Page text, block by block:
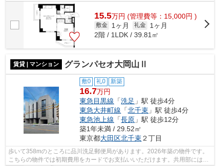
まで徒歩6分なので、アクセスの良い物...
15.5万円 (管理費等：15,000円 )
敷金 1ヶ月 礼金
1ヶ月
2階 / 1LDK / 39.81㎡
賃貸 | マンション グランパセオ大岡山Ⅱ
敷0 礼0 新築
16.7万円
東急目黒線 「洗足 」駅 徒歩4分
東急大井町線 「北千束 」駅 徒歩4分
東急池上線 「長原 」駅 徒歩12分
築1年未満 / 29.52㎡
東京都大田区北千束２丁目
歩いて358mのところに品川洗足郵便局があります。2026年築の物件です。
こちらの物件では初期費用をカードでお支払いいただけます。共用部にはエ